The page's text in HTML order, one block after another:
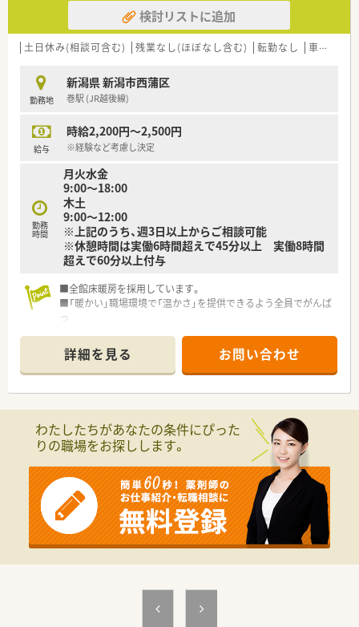
検討リストに追加
土日休み(相談可含む) 残業なし(ほぼなし含む) 転勤なし 車通勤可
勤務地
新潟県 新潟市西蒲区
巻駅 (JR越後線)
給与
時給2,200円～2,500円
※経験など考慮し決定
勤務
時間
月火水金
9:00〜18:00
木土
9:00〜12:00
※上記のうち、週3日以上からご相談可能
※休憩時間は実働6時間超えで45分以上 実働8時間
超えで60分以上付与
■全館床暖房を採用しています。
■「暖かい」職場環境で「温かさ」を提供できるよう全員でがんば
っ
詳細を見る お問い合わせ
わたしたちがあなたの条件にぴった
りの職場をお探しします。